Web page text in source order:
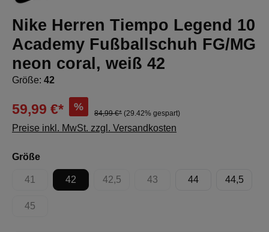
Nike Herren Tiempo Legend 10
Academy Fußballschuh FG/MG
neon coral, weiß 42
Größe: 42
59,99 €* %
84,99 €* (29.42% gespart)
Preise inkl. MwSt. zzgl. Versandkosten
Größeauswählen
41
(Diese Option ist zurzeit nicht verfügbar.)
42 42,5
(Diese Option ist zurzeit nicht verfügbar.)
43
(Diese Option ist zurzeit nicht
44 44,5
45
(Diese Option ist zurzeit nicht verfügbar.)